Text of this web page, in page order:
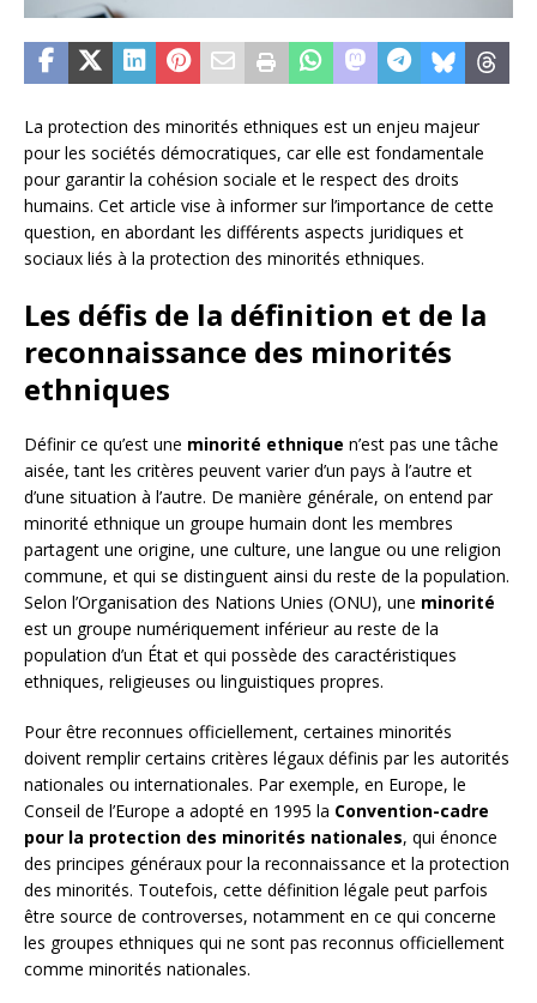
La protection des minorités ethniques est un enjeu majeur
pour les sociétés démocratiques, car elle est fondamentale
pour garantir la cohésion sociale et le respect des droits
humains. Cet article vise à informer sur l’importance de cette
question, en abordant les différents aspects juridiques et
sociaux liés à la protection des minorités ethniques.
Les défis de la définition et de la
reconnaissance des minorités
ethniques
Définir ce qu’est une minorité ethnique n’est pas une tâche
aisée, tant les critères peuvent varier d’un pays à l’autre et
d’une situation à l’autre. De manière générale, on entend par
minorité ethnique un groupe humain dont les membres
partagent une origine, une culture, une langue ou une religion
commune, et qui se distinguent ainsi du reste de la population.
Selon l’Organisation des Nations Unies (ONU), une minorité
est un groupe numériquement inférieur au reste de la
population d’un État et qui possède des caractéristiques
ethniques, religieuses ou linguistiques propres.
Pour être reconnues officiellement, certaines minorités
doivent remplir certains critères légaux définis par les autorités
nationales ou internationales. Par exemple, en Europe, le
Conseil de l’Europe a adopté en 1995 la Convention-cadre
pour la protection des minorités nationales, qui énonce
des principes généraux pour la reconnaissance et la protection
des minorités. Toutefois, cette définition légale peut parfois
être source de controverses, notamment en ce qui concerne
les groupes ethniques qui ne sont pas reconnus officiellement
comme minorités nationales.